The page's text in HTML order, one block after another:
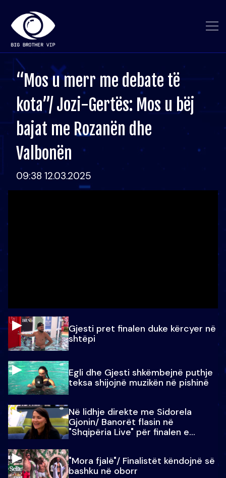
“Mos u merr me debate të
kota”/ Jozi-Gertës: Mos u bëj
bajat me Rozanën dhe
Valbonën
09:38 12.03.2025
Gjesti pret finalen duke kërcyer në
shtëpi
Egli dhe Gjesti shkëmbejnë puthje
teksa shijojnë muzikën në pishinë
Në lidhje direkte me Sidorela
Gjonin/ Banorët flasin në
"Shqipëria Live" për finalen e
"Mora fjalë"/ Finalistët këndojnë së
bashku në oborr